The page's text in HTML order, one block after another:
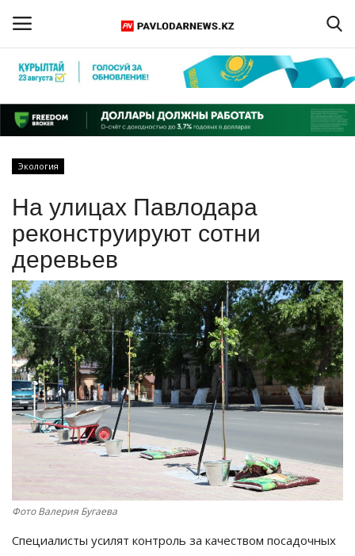
Регистрация
Главная
ПАВЛОДАРСКАЯ ОБЛАСТЬ
КАЗАХСТАН
МИР
СПЕЦПРОЕКТЫ
СПОРТ
Чек-лист
РАЗВЛЕЧЕНИЯ
OFFICIAL
Курултай
Экология
На улицах Павлодара
реконструируют сотни
деревьев
Фото Валерия Бугаева
Специалисты усилят контроль за качеством посадочных